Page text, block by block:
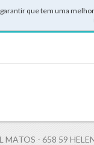
que tem uma
MATOS - 658 59